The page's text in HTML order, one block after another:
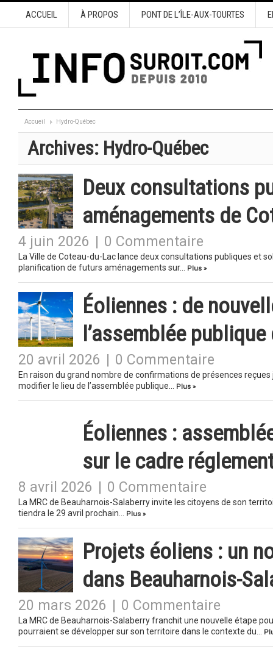
ACCUEIL À PROPOS PONT DE L’ÎLE-AUX-TOURTES
Accueil Hydro-Québec
Archives: Hydro-Québec
Deux consultations
aménagements de
4 juin 2026 0 Commentaire
La Ville de Coteau-du-Lac lance deux consultations publiques et
planification de futurs aménagements sur…
Plus »
Éoliennes : de
l’assemblée publique
20 avril 2026 0 Commentaire
En raison du grand nombre de confirmations de présences
modifier le lieu de l’assemblée publique…
Plus »
Éoliennes :
sur le cadre
8 avril 2026 0 Commentaire
La MRC de Beauharnois-Salaberry invite les citoyens de son
tiendra le 29 avril prochain…
Plus »
Projets éoliens : un
dans Beauharnois-
20 mars 2026 0 Commentaire
La MRC de Beauharnois-Salaberry franchit une nouvelle étape
pourraient se développer sur son territoire dans le contexte du…